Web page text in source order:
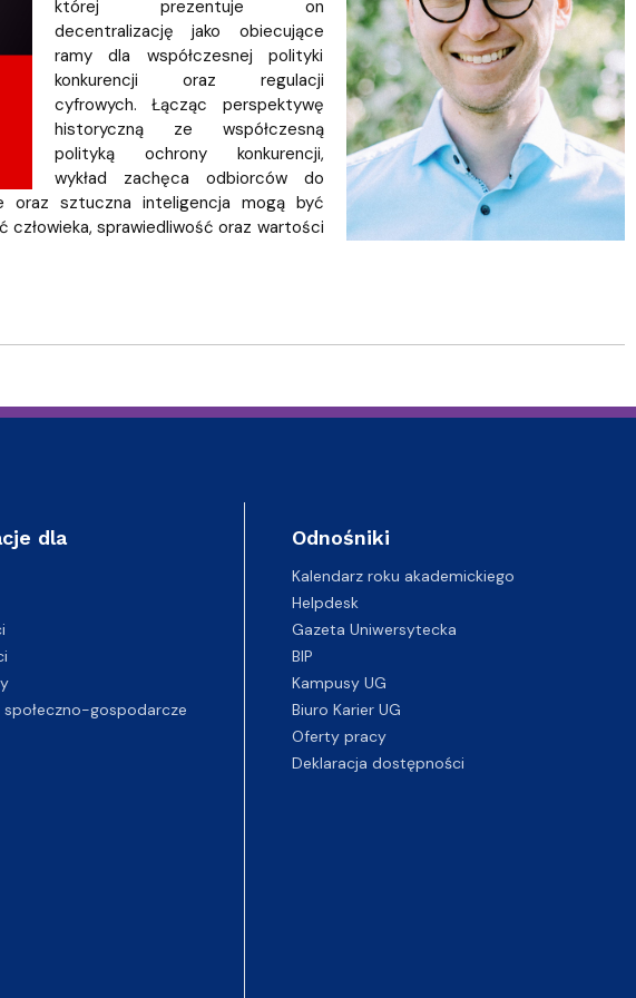
której prezentuje on
decentralizację jako obiecujące
ramy dla współczesnej polityki
konkurencji oraz regulacji
cyfrowych. Łącząc perspektywę
historyczną ze współczesną
polityką ochrony konkurencji,
wykład zachęca odbiorców do
oraz sztuczna inteligencja mogą być
sprawiedliwość oraz wartości
dla
gospodarcze
Odnośniki
Kalendarz roku akademickiego
Helpdesk
Gazeta Uniwersytecka
BIP
Kampusy UG
Biuro Karier UG
Oferty pracy
Deklaracja dostępności